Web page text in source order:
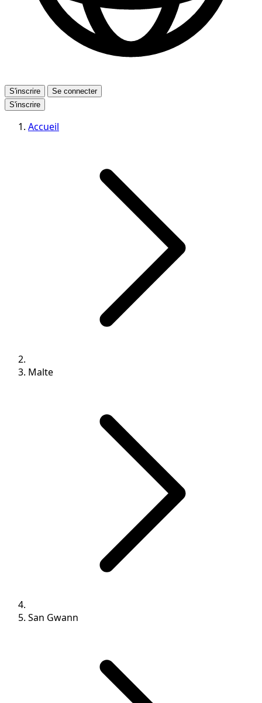
S'inscrire
Se connecter
S'inscrire
Accueil
Malte
San Gwann